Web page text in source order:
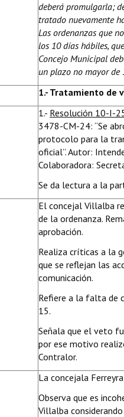
deberá promulgarla;
tratado nuevamente
Las ordenanzas que
los 10 días hábiles,
Concejo Municipal
un plazo no mayor de
1.- Tratamiento de
1.- Resolución 10-I-
3478-CM-24: “Se
protocolo para la
oficial”. Autor:
Colaboradora:
Se da lectura a la
El concejal Villalba
de la ordenanza.
aprobación.
Realiza críticas a la
que se reflejan las
comunicación.
Refiere a la falta de
15.
Señala que el veto
por ese motivo
Contralor.
La concejala
Observa que es
Villalba